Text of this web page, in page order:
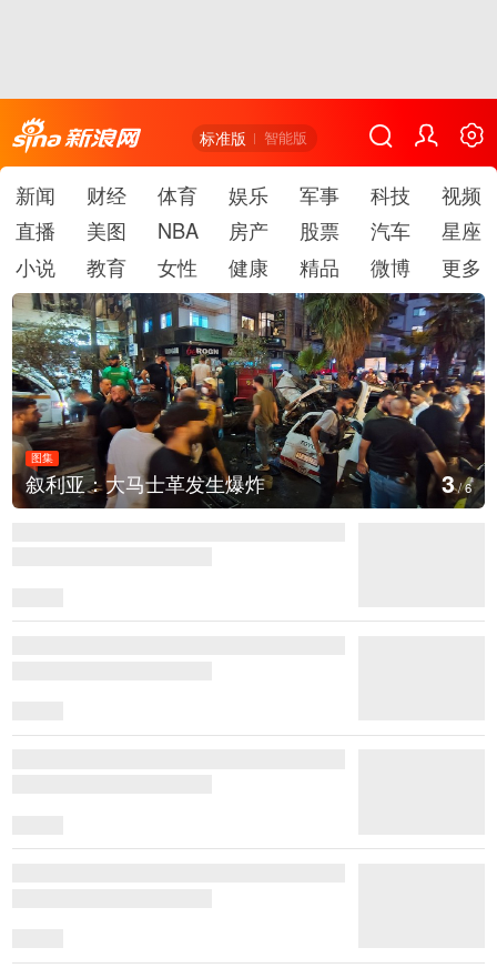
标准版 智能版
新闻 财经 体育 娱乐 军事 科技
视频
直播
美图 NBA 房产 股票 汽车
星座
小说
教育 女性 健康 精品 微博 更多
图集
叙利亚：大马士革发生爆炸 4/6